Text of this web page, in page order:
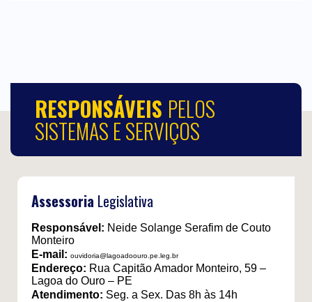
RESPONSÁVEIS PELOS
SISTEMAS E SERVIÇOS
Assessoria Legislativa
Responsável: Neide Solange Serafim de Couto
Monteiro
E-mail: ouvidoria@lagoadoouro.pe.leg.br
Endereço: Rua Capitão Amador Monteiro, 59 –
Lagoa do Ouro – PE
Atendimento: Seg. a Sex. Das 8h às 14h